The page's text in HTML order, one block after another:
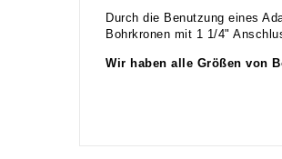
Durch die Benutzung eines
Bohrkronen mit 1 1/4"
Wir haben alle Größen von